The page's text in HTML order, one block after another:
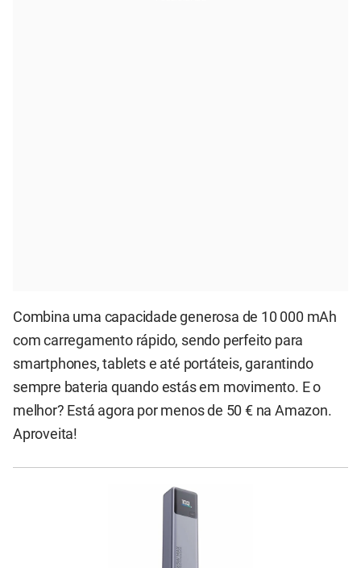
Combina uma capacidade generosa de 10 000 mAh
com carregamento rápido, sendo perfeito para
smartphones, tablets e até portáteis, garantindo
sempre bateria quando estás em movimento. E o
melhor? Está agora por menos de 50 € na Amazon.
Aproveita!